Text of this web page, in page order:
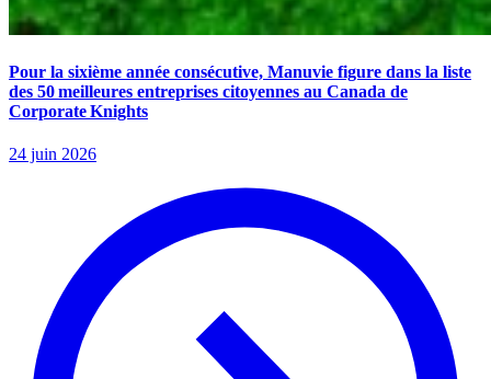
Pour la sixième année consécutive, Manuvie figure dans la liste
des 50 meilleures entreprises citoyennes au Canada de
Corporate Knights
24 juin 2026